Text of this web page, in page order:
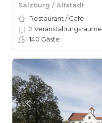
Salzburg / Altstadt
Restaurant / Café
2 Veranstaltungsräume
140 Gäste